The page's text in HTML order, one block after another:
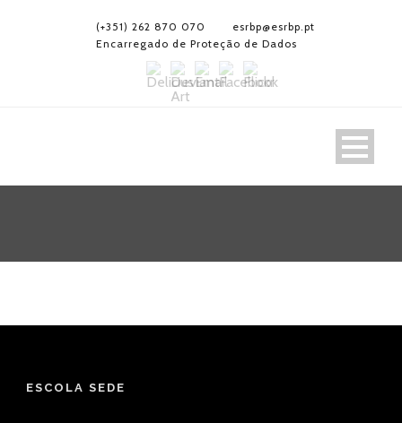
(+351) 262 870 070
esrbp@esrbp.pt
Encarregado de Proteção de Dados
ESCOLA SEDE